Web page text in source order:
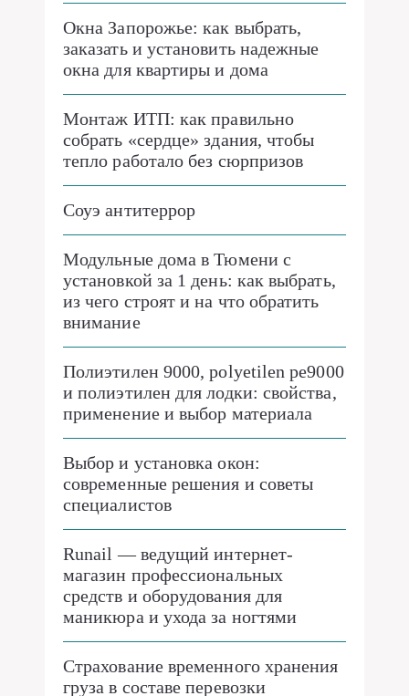
Окна Запорожье: как выбрать,
заказать и установить надежные
окна для квартиры и дома
Монтаж ИТП: как правильно
собрать «сердце» здания, чтобы
тепло работало без сюрпризов
Соуэ антитеррор
Модульные дома в Тюмени с
установкой за 1 день: как выбрать,
из чего строят и на что обратить
внимание
Полиэтилен 9000, polyetilen pe9000
и полиэтилен для лодки: свойства,
применение и выбор материала
Выбор и установка окон:
современные решения и советы
специалистов
Runail — ведущий интернет-
магазин профессиональных
средств и оборудования для
маникюра и ухода за ногтями
Страхование временного хранения
груза в составе перевозки